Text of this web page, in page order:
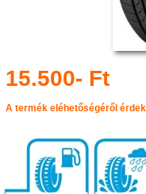
15.500- Ft
A termék eléhetőségéről